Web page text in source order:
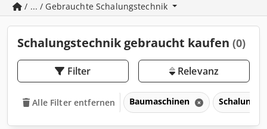
/ ... / Gebrauchte Schalungstechnik
Schalungstechnik gebraucht kaufen (0)
Filter Relevanz
Alle Filter entfernen Baumaschinen